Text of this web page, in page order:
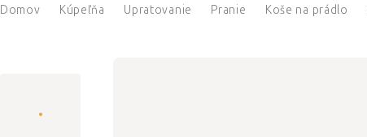
Domov Kúpeľňa Upratovanie Pranie Koše na prádlo